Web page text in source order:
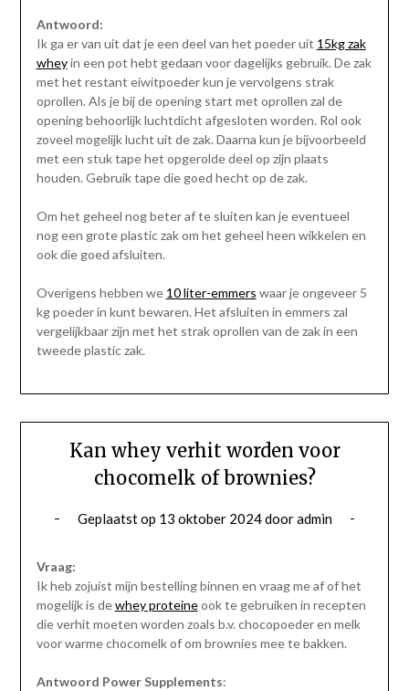
Antwoord:
Ik ga er van uit dat je een deel van het poeder uit 15kg zak
wheyin een pot hebt gedaan voor dagelijks gebruik. De zak
met het restant eiwitpoeder kun je vervolgens strak
oprollen. Als je bij de opening start met oprollen zal de
opening behoorlijk luchtdicht afgesloten worden. Rol ook
zoveel mogelijk lucht uit de zak. Daarna kun je bijvoorbeeld
met een stuk tape het opgerolde deel op zijn plaats
houden. Gebruik tape die goed hecht op de zak.
Om het geheel nog beter af te sluiten kan je eventueel
nog een grote plastic zak om het geheel heen wikkelen en
ook die goed afsluiten.
Overigens hebben we 10 liter-emmers waar je ongeveer 5
kg poeder in kunt bewaren. Het afsluiten in emmers zal
vergelijkbaar zijn met het strak oprollen van de zak in een
tweede plastic zak.
Kan whey verhit worden voor
chocomelk of brownies?
Geplaatst op 13 oktober 2024dooradmin
Vraag:
Ik heb zojuist mijn bestelling binnen en vraag me af of het
mogelijk is dewhey proteineook te gebruiken in recepten
die verhit moeten worden zoals b.v. chocopoeder en melk
voor warme chocomelk of om brownies mee te bakken.
Antwoord Power Supplements: